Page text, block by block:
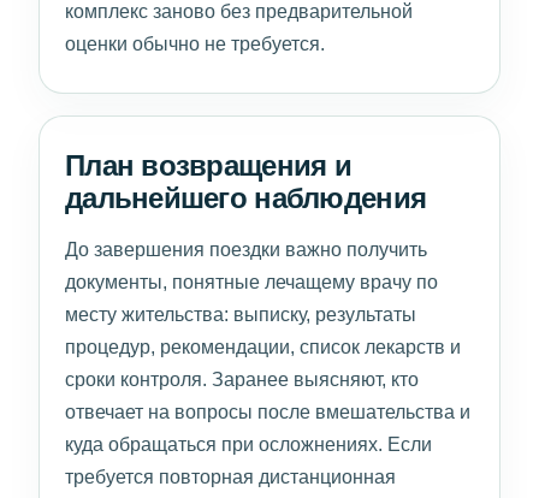
комплекс заново без предварительной
оценки обычно не требуется.
План возвращения и
дальнейшего наблюдения
До завершения поездки важно получить
документы, понятные лечащему врачу по
месту жительства: выписку, результаты
процедур, рекомендации, список лекарств и
сроки контроля. Заранее выясняют, кто
отвечает на вопросы после вмешательства и
куда обращаться при осложнениях. Если
требуется повторная дистанционная